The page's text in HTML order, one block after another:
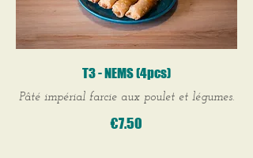
T3 - NEMS (4pcs)
Pâté impérial farcie aux poulet et légumes.
€7.50